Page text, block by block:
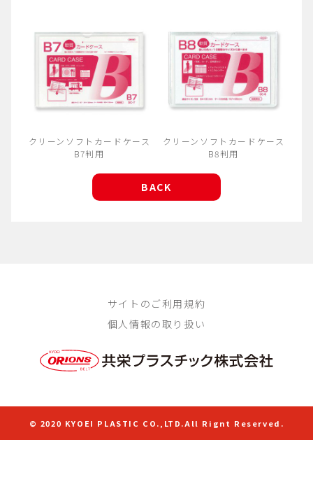
クリーンソフトカードケース
B7判用
クリーンソフトカードケース
B8判用
BACK
サイトのご利用規約
個人情報の取り扱い
© 2020 KYOEI PLASTIC CO.,LTD.All Rignt Reserved.